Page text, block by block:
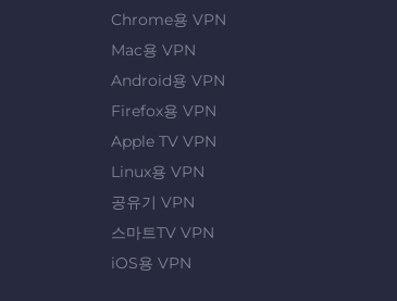
Chrome용 VPN
Mac용 VPN
Android용 VPN
Firefox용 VPN
Apple TV VPN
Linux용 VPN
공유기 VPN
스마트TV VPN
iOS용 VPN